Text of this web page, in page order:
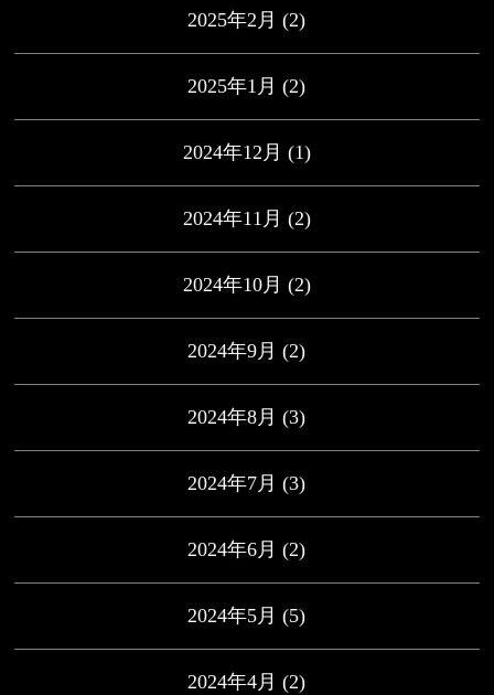
2025年2月 (2)
2025年1月 (2)
2024年12月 (1)
2024年11月 (2)
2024年10月 (2)
2024年9月 (2)
2024年8月 (3)
2024年7月 (3)
2024年6月 (2)
2024年5月 (5)
2024年4月 (2)